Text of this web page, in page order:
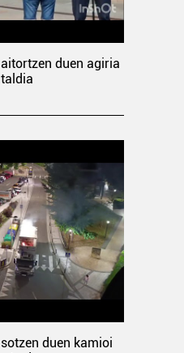
duen agiria
duen kamioi